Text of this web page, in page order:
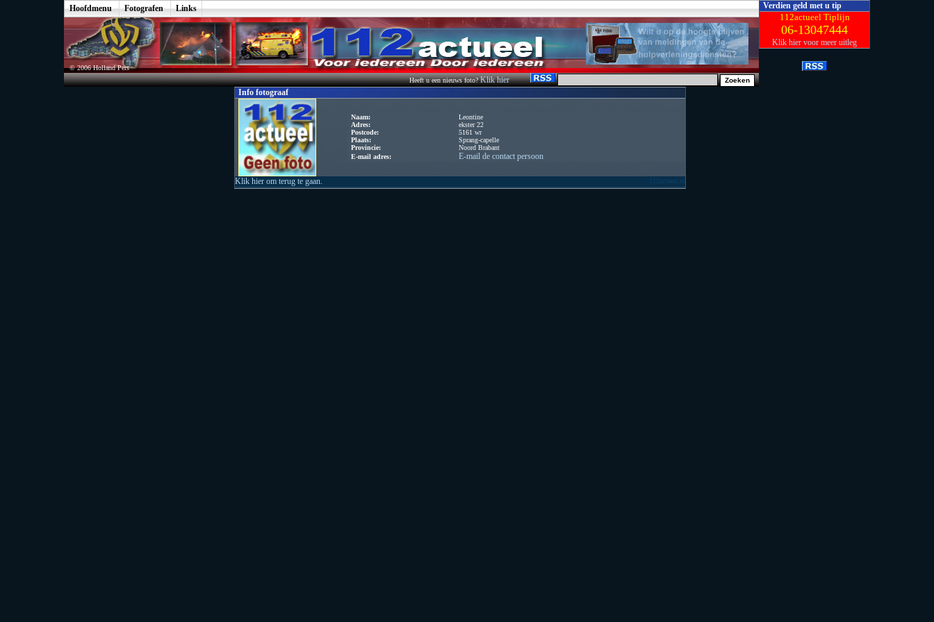
Hoofdmenu Fotografen Links
© 2006 Holland Pers
Heeft u een nieuws foto?Klik hier
Info fotograaf
Naam:
Leontine
Adres:
ekster 22
Postcode:
5161 wr
Plaats:
Sprang-capelle
Provincie:
Noord Brabant
E-mail adres:
E-mail de contact persoon
Klik hier om terug te gaan. 112actueel.nl
Verdien geld met u tip
112actueel Tiplijn
06-13047444
Klik hier voor meer uitleg